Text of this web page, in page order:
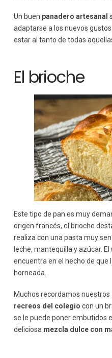
Un buen panadero artesanal
adaptarse a los nuevos
estar al tanto de todas
El brioche
Este tipo de pan es muy
origen francés, el brioche
realiza con una pasta muy
leche, mantequilla y azúcar.
encuentra en el hecho de que
horneada.
Muchos recordamos nuestros
recreos del colegio con un
se le puede poner embutidos
deliciosa mezcla dulce con